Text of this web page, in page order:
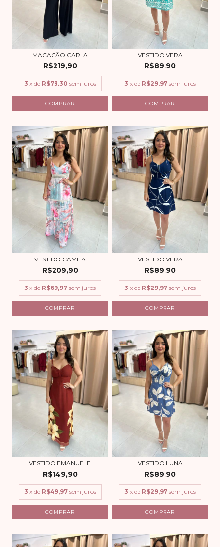
MACACÃO CARLA
R$219,90
3 x de R$73,30 sem juros
COMPRAR
VESTIDO VERA
R$89,90
3 x de R$29,97 sem juros
COMPRAR
VESTIDO CAMILA
R$209,90
3 x de R$69,97 sem juros
COMPRAR
VESTIDO VERA
R$89,90
3 x de R$29,97 sem juros
COMPRAR
VESTIDO EMANUELE
R$149,90
3 x de R$49,97 sem juros
COMPRAR
VESTIDO LUNA
R$89,90
3 x de R$29,97 sem juros
COMPRAR